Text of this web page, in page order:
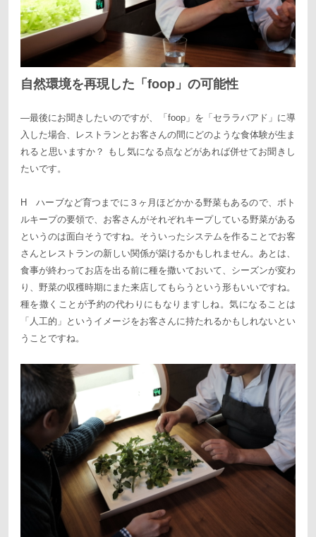
自然環境を再現した「foop」の可能性
—最後にお聞きしたいのですが、「foop」を「セララバアド」に導
入した場合、レストランとお客さんの間にどのような食体験が生ま
れると思いますか？ もし気になる点などがあれば併せてお聞きし
たいです。
H ハーブなど育つまでに３ヶ月ほどかかる野菜もあるので、ボト
ルキープの要領で、お客さんがそれぞれキープしている野菜がある
というのは面白そうですね。そういったシステムを作ることでお客
さんとレストランの新しい関係が築けるかもしれません。あとは、
食事が終わってお店を出る前に種を撒いておいて、シーズンが変わ
り、野菜の収穫時期にまた来店してもらうという形もいいですね。
種を撒くことが予約の代わりにもなりますしね。気になることは
「人工的」というイメージをお客さんに持たれるかもしれないとい
うことですね。